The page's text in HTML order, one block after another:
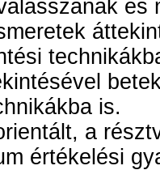
is.
a
értékelési